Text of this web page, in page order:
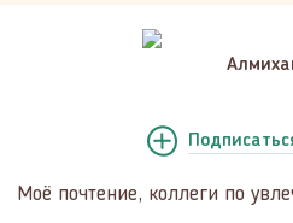
Моё почтение, коллеги по